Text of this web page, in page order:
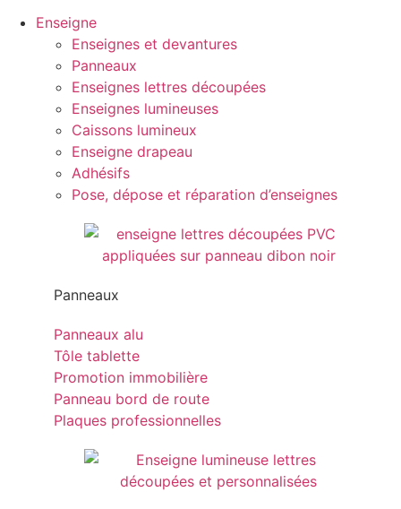
Enseigne
Enseignes et devantures
Panneaux
Enseignes lettres découpées
Enseignes lumineuses
Caissons lumineux
Enseigne drapeau
Adhésifs
Pose, dépose et réparation d’enseignes
Panneaux
Panneaux alu
Tôle tablette
Promotion immobilière
Panneau bord de route
Plaques professionnelles